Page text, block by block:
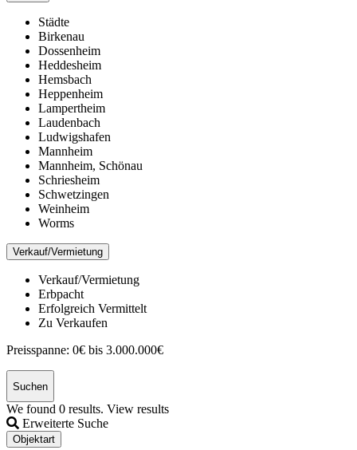
Städte
Birkenau
Dossenheim
Heddesheim
Hemsbach
Heppenheim
Lampertheim
Laudenbach
Ludwigshafen
Mannheim
Mannheim, Schönau
Schriesheim
Schwetzingen
Weinheim
Worms
Verkauf/Vermietung
Verkauf/Vermietung
Erbpacht
Erfolgreich Vermittelt
Zu Verkaufen
Preisspanne: 0€ bis 3.000.000€
Suchen
We found 0 results. View results
Erweiterte Suche
Objektart